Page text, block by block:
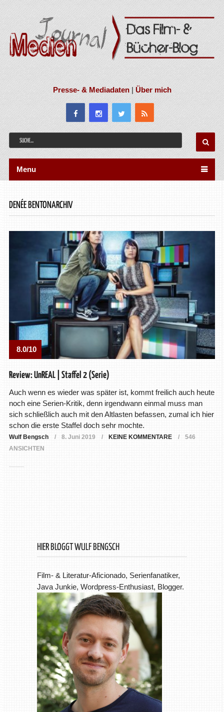
Presse- & Mediadaten|Über mich
Menu
DENÉE BENTONARCHIV
8.0/10
Review: UnREAL | Staffel 2 (Serie)
Auch wenn es wieder was später ist, kommt freilich auch heute
noch eine Serien-Kritik, denn irgendwann einmal muss man
sich schließlich auch mit den Altlasten befassen, zumal ich hier
schon die erste Staffel doch sehr mochte.
Wulf Bengsch 8. Juni 2019 KEINE KOMMENTARE
546
ANSICHTEN
HIER BLOGGT WULF BENGSCH
Film- & Literatur-Aficionado, Serienfanatiker,
Java Junkie, Wordpress-Enthusiast, Blogger.